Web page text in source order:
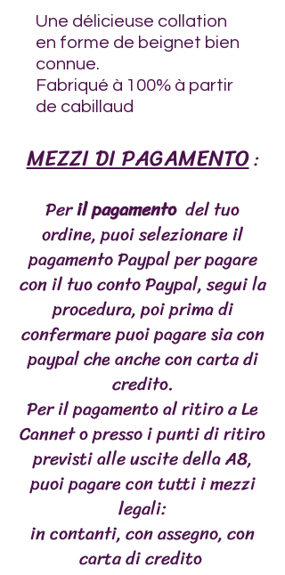
Une délicieuse collation
en forme de beignet bien
connue.
Fabriqué à 100% à partir
de cabillaud
MEZZI DI PAGAMENTO:
Peril pagamento del tuo
ordine, puoi selezionare il
pagamento Paypal per pagare
con il tuo conto Paypal, segui la
procedura, poi prima di
confermare puoi pagare sia con
paypal che anche con carta di
credito.
Per il pagamento al ritiro a Le
Cannet o presso i punti di ritiro
previsti alle uscite della A8,
puoi pagare con tutti i mezzi
legali:
in contanti, con assegno, con
carta di credito